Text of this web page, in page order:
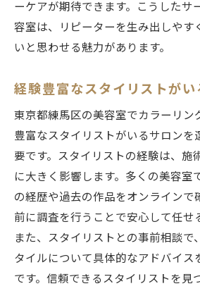
ーケアが期待できます。こうしたサ
容室は、リピーターを生み出しやす
いと思わせる魅力があります。
経験豊富なスタイリストが
東京都練馬区の美容室でカラーリン
豊富なスタイリストがいるサロンを
要です。スタイリストの経験は、施
に大きく影響します。多くの美容室
の経歴や過去の作品をオンラインで
前に調査を行うことで安心して任せ
また、スタイリストとの事前相談で
タイルについて具体的なアドバイス
です。信頼できるスタイリストを見